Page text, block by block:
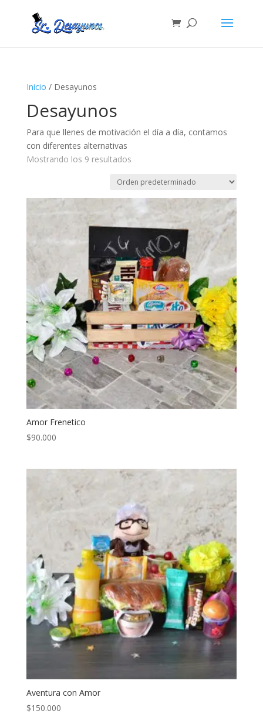
Inicio / Desayunos
Desayunos
Para que llenes de motivación el día a día, contamos
con diferentes alternativas
Mostrando los 9 resultados
Amor Frenetico
$90.000
Aventura con Amor
$150.000